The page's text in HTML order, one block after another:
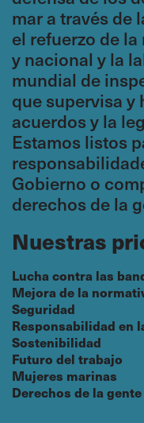
mar a través de
el refuerzo de
y nacional y la
mundial de
que supervisa
acuerdos y la
Estamos listos
Gobierno o
derechos de la
Nuestras
Lucha contra las
Mejora de la
Seguridad
Responsabilidad en
Sostenibilidad
Futuro del trabajo
Mujeres marinas
Derechos de la